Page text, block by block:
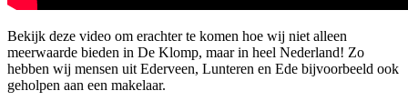
Bekijk deze video om erachter te komen hoe wij niet alleen
meerwaarde bieden in De Klomp, maar in heel Nederland! Zo
hebben wij mensen uit Ederveen, Lunteren en Ede bijvoorbeeld ook
geholpen aan een makelaar.